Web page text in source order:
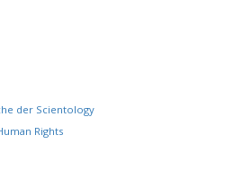
der Scientology
Rights